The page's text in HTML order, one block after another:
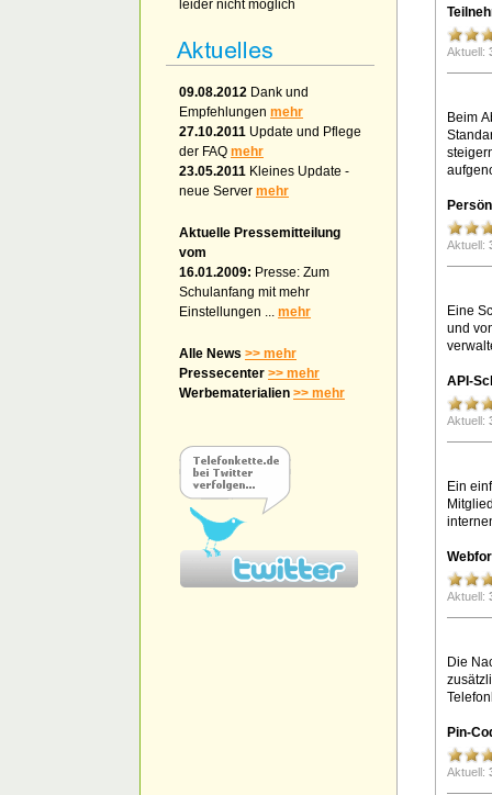
leider nicht möglich
09.08.2012 Dank und
Empfehlungen mehr
27.10.2011 Update und Pflege
der FAQ mehr
23.05.2011 Kleines Update -
neue Server mehr
Aktuelle Pressemitteilung
vom
16.01.2009: Presse: Zum
Schulanfang mit mehr
Einstellungen ... mehr
Alle News >> mehr
Pressecenter >> mehr
Werbematerialien >> mehr
Aktuell:
Beim
Aktuell:
Eine
und
API-
Aktuell:
Ein
Aktuell:
Die
Pin-
Aktuell: